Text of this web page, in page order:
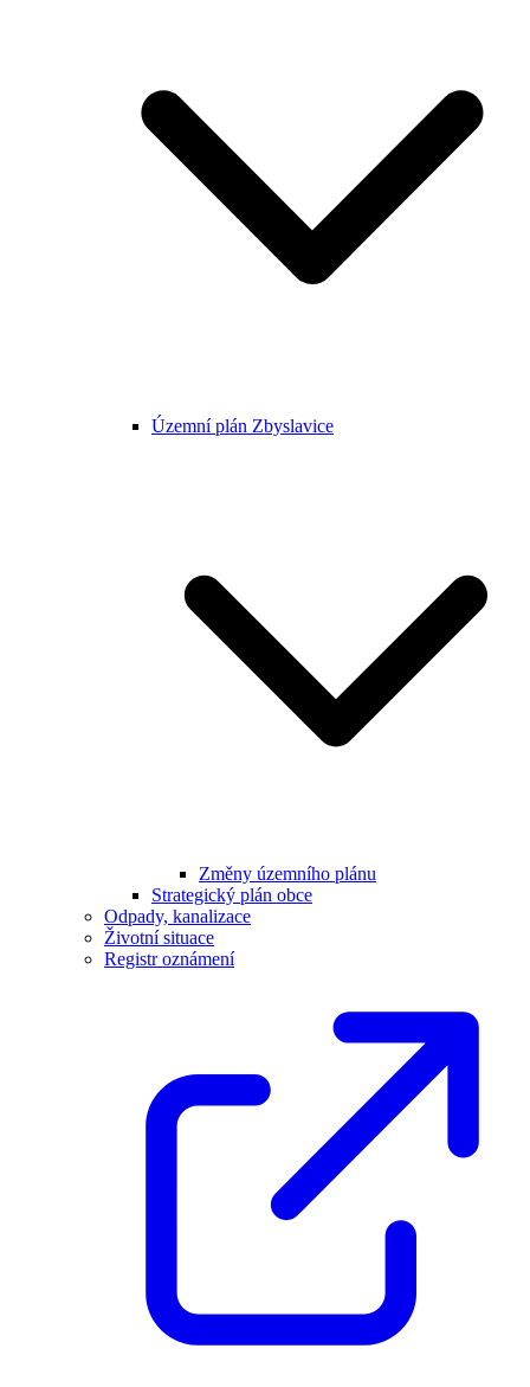
Územní plán Zbyslavice
Změny územního plánu
Strategický plán obce
Odpady, kanalizace
Životní situace
Registr oznámení